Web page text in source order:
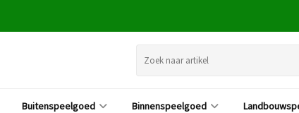
Buitenspeelgoed Binnenspeelgoed